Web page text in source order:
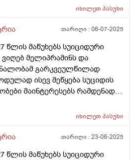
და ვეძებ, ვერ ვჩერდები,
ცხადია, დაძაბული
სხვას წერდა და ეს მე ვნახე.
და ალბათ მაგან მიბიძგა
ახლა კი სულ ეჭვებში
რომ მართლა ძალიან კარგი
რომ მსგავსი რამ არ
სიღრმეში ვიცი, რომ სანდო
ჩხუბში და კამათში ვარ.
დადაბლებული მაქვს და
იხილეთპასუხი
თარიღი :06-07-2025
წლის მაწუხებს სუიციდური
ვიღებ მელიპრამინს და
გარკვეულწილად
ისევ მეწყება სუციდის
მაინტერესებს რამდენად
იხილეთპასუხი
თარიღი :23-06-2025
წლის მაწუხებს სუიციდური